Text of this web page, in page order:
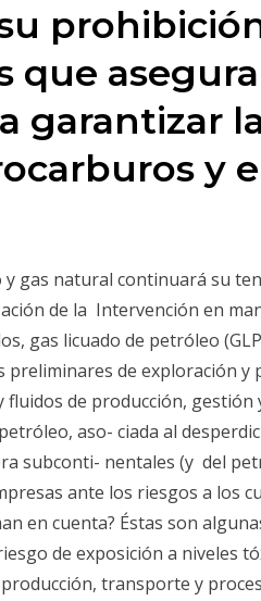
que
garantizar
y
gas natural continuará su
de la Intervención en
gas licuado de petróleo
preliminares de exploración y
de producción, gestión
aso- ciada al
subconti- nentales (y del
ante los riesgos a los
en cuenta? Éstas son
de exposición a niveles
transporte y